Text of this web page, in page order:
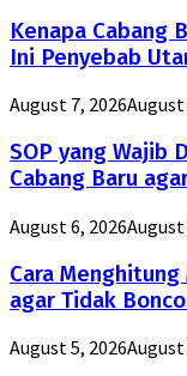
Kenapa Cabang
Ini Penyebab
August 7, 2026August
SOP yang Wajib
Cabang Baru
August 6, 2026August
Cara
agar Tidak
August 5, 2026August